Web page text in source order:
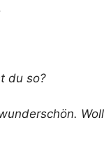
du so?